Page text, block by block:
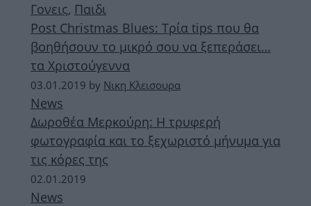
Γονεις, Παιδι
Post Christmas Blues: Τρία tips που θα
βοηθήσουν το μικρό σου να ξεπεράσει…
τα Χριστούγεννα
03.01.2019 by Νικη Κλεισουρα
News
Δωροθέα Μερκούρη: Η τρυφερή
φωτογραφία και το ξεχωριστό μήνυμα για
τις κόρες της
02.01.2019
News